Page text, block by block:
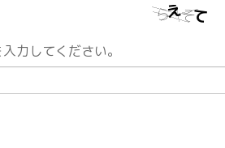
力してください。